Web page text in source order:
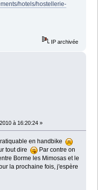
hotels/hostellerie-
IP archivée
à 16:20:24 »
en handbike
tout dire
Par contre on
Borme les Mimosas et le
la prochaine fois, j'espère